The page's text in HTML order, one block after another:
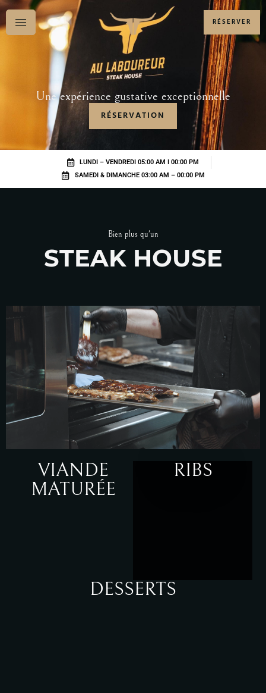
RÉSERVER
Une expérience gustative exceptionnelle
RÉSERVATION
LUNDI – VENDREDI 05:00 AM I 00:00 PM
SAMEDI & DIMANCHE 03:00 AM – 00:00 PM
Bien plus qu'un
STEAK HOUSE
VIANDE
MATURÉE
RIBS
DESSERTS